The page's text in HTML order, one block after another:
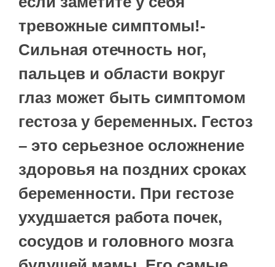
тревожные симптомы!-
Сильная отечность ног,
пальцев и области вокруг
глаз может быть симптомом
гестоза у беременных. Гестоз
– это серьезное осложнение
здоровья на поздних сроках
беременности. При гестозе
ухудшается работа почек,
сосудов и головного мозга